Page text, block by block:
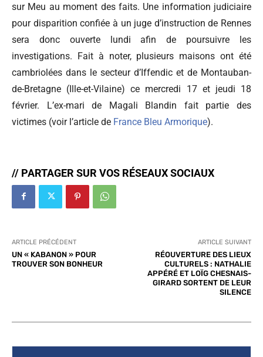
sur Meu au moment des faits. Une information judiciaire
pour disparition confiée à un juge d’instruction de Rennes
sera donc ouverte lundi afin de poursuivre les
investigations. Fait à noter, plusieurs maisons ont été
cambriolées dans le secteur d’Iffendic et de Montauban-
de-Bretagne (Ille-et-Vilaine) ce mercredi 17 et jeudi 18
février. L’ex-mari de Magali Blandin fait partie des
victimes (voir l’article de France Bleu Armorique).
// PARTAGER SUR VOS RÉSEAUX SOCIAUX
ARTICLE PRÉCÉDENT
UN « KABANON » POUR
TROUVER SON BONHEUR
ARTICLE SUIVANT
RÉOUVERTURE DES LIEUX
CULTURELS : NATHALIE
APPÉRÉ ET LOÏG CHESNAIS-
GIRARD SORTENT DE LEUR
SILENCE